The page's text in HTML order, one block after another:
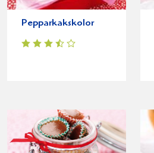
Pepparkakskolor